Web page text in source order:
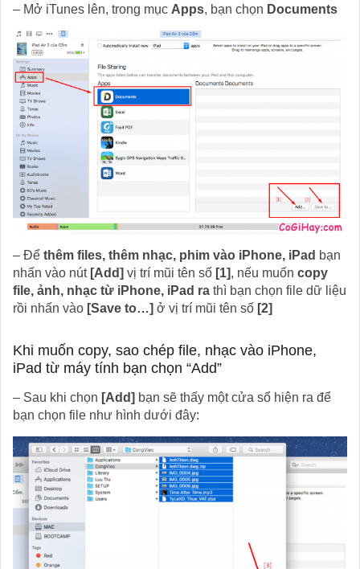
– Mở iTunes lên, trong mục Apps, bạn chọn Documents
– Để thêm files, thêm nhạc, phim vào iPhone, iPad bạn
nhấn vào nút [Add] vị trí mũi tên số [1], nếu muốn copy
file, ảnh, nhạc từ iPhone, iPad ra thì bạn chọn file dữ liệu
rồi nhấn vào [Save to…] ở vị trí mũi tên số [2]
Khi muốn copy, sao chép file, nhạc vào iPhone,
iPad từ máy tính bạn chọn “Add”
– Sau khi chọn [Add] bạn sẽ thấy một cửa sổ hiện ra để
bạn chọn file như hình dưới đây: